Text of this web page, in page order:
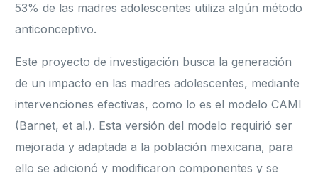
53% de las madres adolescentes utiliza algún método
anticonceptivo.
Este proyecto de investigación busca la generación
de un impacto en las madres adolescentes, mediante
intervenciones efectivas, como lo es el modelo CAMI
(Barnet, et al.). Esta versión del modelo requirió ser
mejorada y adaptada a la población mexicana, para
ello se adicionó y modificaron componentes y se